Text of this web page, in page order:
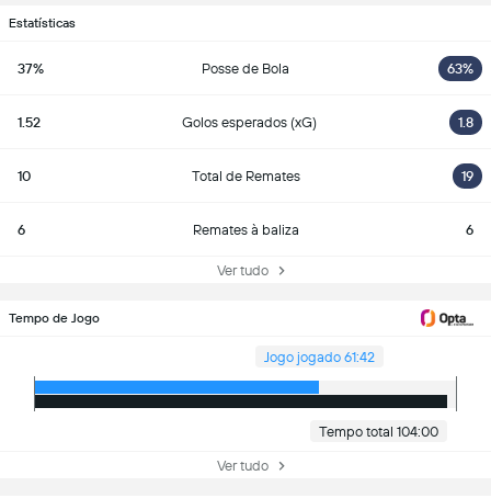
Estatísticas
37% Posse de Bola 63%
1.52 Golos esperados (xG) 1.8
10 Total de Remates 19
6 Remates à baliza 6
Ver tudo
Tempo de Jogo
Jogo jogado 61:42
Tempo total 104:00
Ver tudo